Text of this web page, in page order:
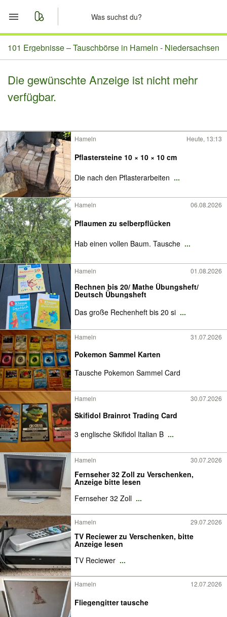
Start
Nachrichten
101 Ergebnisse –Tauschbörse in Hameln - Niedersachsen
Die gewünschte Anzeige ist nicht mehr
verfügbar.
Hameln Heute, 13:13
Pflastersteine 10 × 10 × 10 cm
Die nach den Pflasterarbeiten ...
Hameln 06.08.2026
Pflaumen zu selberpflücken
Hab einen vollen Baum. Tausche ...
Hameln 01.08.2026
Rechnen bis 20/ Mathe Übungsheft/
Deutsch Übungsheft
Das große Rechenheft bis 20 si ...
Hameln 31.07.2026
Pokemon Sammel Karten
Tausche Pokemon Sammel Card
Hameln 30.07.2026
Skifidol Brainrot Trading Card
3 englische Skifidol Italian B ...
Hameln 30.07.2026
Fernseher 32 Zoll zu Verschenken,
Anzeige bitte lesen
Fernseher 32 Zoll ...
Hameln 29.07.2026
TV Reciewer zu Verschenken, bitte
Anzeige lesen
TV Reciewer ...
Hameln 12.07.2026
Fliegengitter tausche